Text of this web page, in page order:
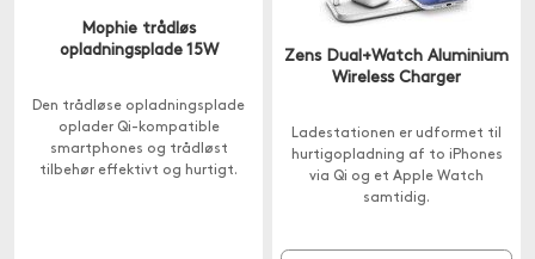
Mophie trådløs
opladningsplade 15W
Den trådløse opladningsplade
oplader Qi-kompatible
smartphones og trådløst
tilbehør effektivt og hurtigt.
Zens Dual+Watch Aluminium
Wireless Charger
Ladestationen er udformet til
hurtigopladning af to iPhones
via Qi og et Apple Watch
samtidig.